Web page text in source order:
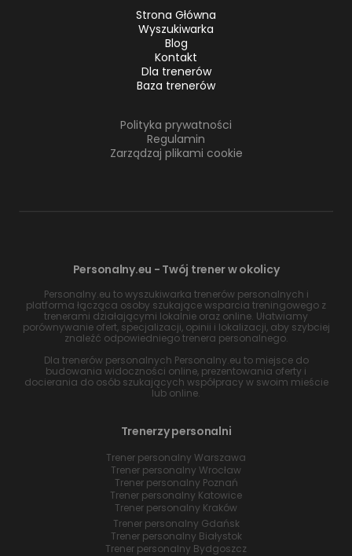
Strona Główna
Wyszukiwarka
Blog
Kontakt
Dla trenerów
Baza trenerów
Polityka prywatności
Regulamin
Zarządzaj plikami cookie
Personalny.eu - Twój trener w okolicy
Personalny.eu to wyszukiwarka trenerów personalnych i
platforma łącząca osoby szukające wsparcia treningowego z
trenerami działającymi lokalnie oraz online. Ułatwiamy
porównywanie ofert, specjalizacji, opinii i lokalizacji, aby szybciej
znaleźć odpowiedniego trenera personalnego.
Dla trenerów personalnych Personalny.eu to miejsce do
budowania widoczności online, prezentowania oferty i
docierania do osób szukających współpracy w swoim mieście
lub online.
Trenerzy personalni
Trener personalny Warszawa
Trener personalny Wrocław
Trener personalny Poznań
Trener personalny Katowice
Trener personalny Kraków
Trener personalny Gdańsk
Trener personalny Białystok
Trener personalny Bydgoszcz